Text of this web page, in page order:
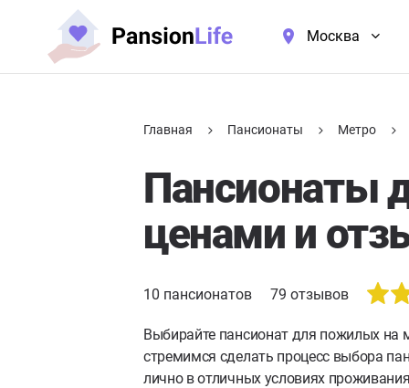
Москва
Главная Пансионаты Метро
Пансионаты
ценами и
10 пансионатов 79 отзывов
Выбирайте пансионат для пожилых на
стремимся сделать процесс выбора
лично в отличных условиях